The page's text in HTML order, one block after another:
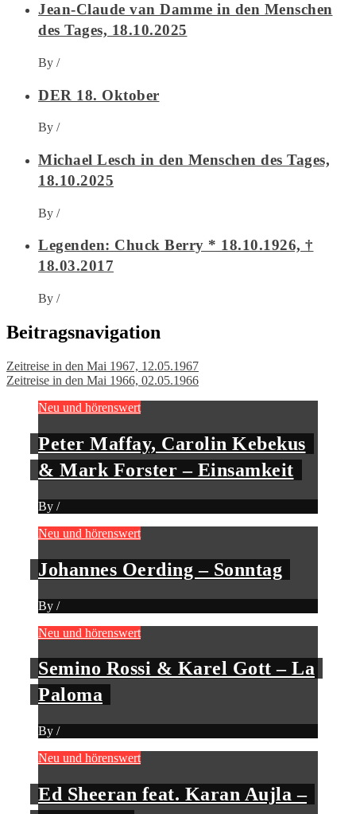
Jean-Claude van Damme in den Menschen
des Tages, 18.10.2025
By /
DER 18. Oktober
By /
Michael Lesch in den Menschen des Tages,
18.10.2025
By /
Legenden: Chuck Berry * 18.10.1926, †
18.03.2017
By /
Beitragsnavigation
Zeitreise in den Mai 1967, 12.05.1967
Zeitreise in den Mai 1966, 02.05.1966
Neu und hörenswert
Peter Maffay, Carolin Kebekus
& Mark Forster – Einsamkeit
By /
Neu und hörenswert
Johannes Oerding – Sonntag
By /
Neu und hörenswert
Semino Rossi & Karel Gott – La
Paloma
By /
Neu und hörenswert
Ed Sheeran feat. Karan Aujla –